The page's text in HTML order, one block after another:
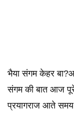
भैया संगम केहर
संगम की बात आज पूरे
प्रयागराज आते समय